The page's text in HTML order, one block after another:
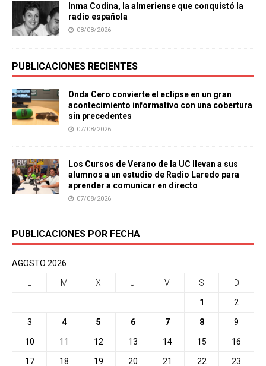
Inma Codina, la almeriense que conquistó la
radio española
08/08/2026
PUBLICACIONES RECIENTES
Onda Cero convierte el eclipse en un gran
acontecimiento informativo con una cobertura
sin precedentes
07/08/2026
Los Cursos de Verano de la UC llevan a sus
alumnos a un estudio de Radio Laredo para
aprender a comunicar en directo
07/08/2026
PUBLICACIONES POR FECHA
AGOSTO 2026
M X J V S D
1 2
3 4 5 6 7 8 9
10 11 12 13 14 15 16
17 18 19 20 21 22 23